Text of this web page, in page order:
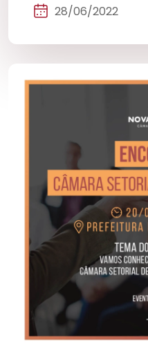
28/06/2022